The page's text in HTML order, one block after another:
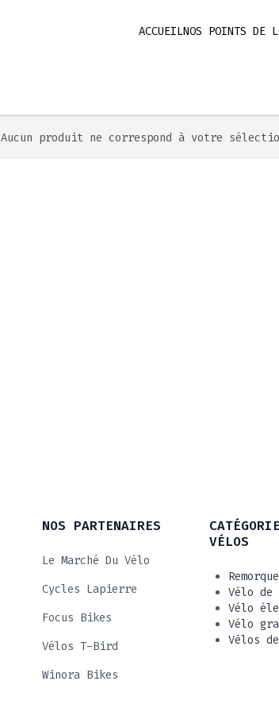
ACCUEILNOS POINTS DE
Aucun produit ne correspond à votre
NOS PARTENAIRES
Le Marché Du Vélo
Cycles Lapierre
Focus Bikes
Vélos T-Bird
Winora Bikes
VÉLOS
Remorque
Vélo de
Vélo
Vélo
Vélos